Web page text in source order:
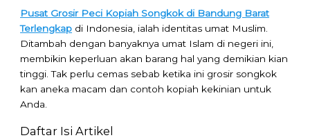
Pusat Grosir Peci Kopiah Songkok di Bandung Barat
Terlengkap di Indonesia, ialah identitas umat Muslim.
Ditambah dengan banyaknya umat Islam di negeri ini,
membikin keperluan akan barang hal yang demikian kian
tinggi. Tak perlu cemas sebab ketika ini grosir songkok
kan aneka macam dan contoh kopiah kekinian untuk
Anda.
Daftar Isi Artikel